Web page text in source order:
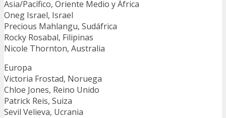
Asia/Pacífico, Oriente Medio y África
Oneg Israel, Israel
Precious Mahlangu, Sudáfrica
Rocky Rosabal, Filipinas
Nicole Thornton, Australia
Europa
Victoria Frostad, Noruega
Chloe Jones, Reino Unido
Patrick Reis, Suiza
Sevil Velieva, Ucrania